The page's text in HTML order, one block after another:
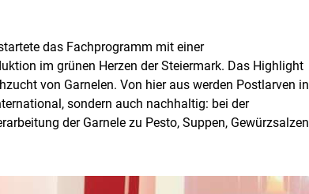
das Fachprogramm mit einer
im grünen Herzen der Steiermark. Das Highlight
von Garnelen. Von hier aus werden Postlarven in
sondern auch nachhaltig: bei der
der Garnele zu Pesto, Suppen, Gewürzsalzen